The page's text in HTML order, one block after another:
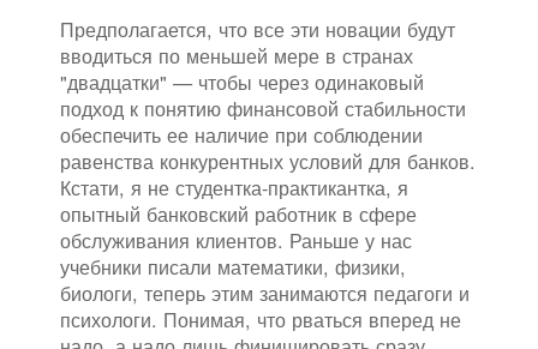
Предполагается, что все эти новации будут
вводиться по меньшей мере в странах
"двадцатки" — чтобы через одинаковый
подход к понятию финансовой стабильности
обеспечить ее наличие при соблюдении
равенства конкурентных условий для банков.
Кстати, я не студентка-практикантка, я
опытный банковский работник в сфере
обслуживания клиентов. Раньше у нас
учебники писали математики, физики,
биологи, теперь этим занимаются педагоги и
психологи. Понимая, что рваться вперед не